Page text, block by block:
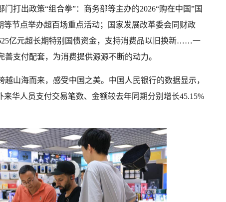
打出政策“组合拳”：商务部等主办的2026“购在中国”国
等节点举办超百场重点活动；国家发展改革委会同财政
亿元超长期特别国债资金，支持消费品以旧换新……一
支付配套，为消费提供源源不断的动力。
山海而来，感受中国之美。中国人民银行的数据显示，
华人员支付交易笔数、金额较去年同期分别增长45.15%